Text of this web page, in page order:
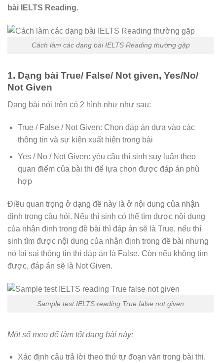
bài IELTS Reading.
Cách làm các dạng bài IELTS Reading thường gặp
1. Dạng bài True/ False/ Not given, Yes/No/
Not Given
Dạng bài nói trên có 2 hình như như sau:
True / False / Not Given: Chọn đáp án dựa vào các
thông tin và sự kiện xuất hiện trong bài
Yes / No / Not Given: yêu cầu thí sinh suy luận theo
quan điểm của bài thi để lựa chọn được đáp án phù
hợp
Điều quan trọng ở dạng đề này là ở nội dung của nhận
định trong câu hỏi. Nếu thí sinh có thể tìm được nội dung
của nhận định trong đề bài thì đáp án sẽ là True, nếu thí
sinh tìm được nội dung của nhận định trong đề bài nhưng
nó lại sai thông tin thì đáp án là False. Còn nếu không tìm
được, đáp án sẽ là Not Given.
Sample test IELTS reading True false not given
Một số mẹo để làm tốt dạng bài này:
Xác định câu trả lời theo thứ tự đoạn văn trong bài thi.